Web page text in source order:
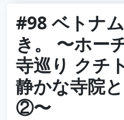
#98 ベトナ
き。 〜ホー
寺巡り クチ
静かな寺院
②〜